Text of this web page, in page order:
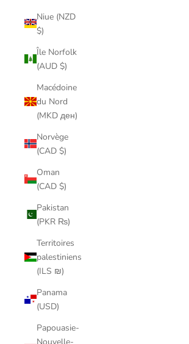
Niue (NZD
$)
Île Norfolk
(AUD $)
Macédoine
du Nord
(MKD ден)
Norvège
(CAD $)
Oman
(CAD $)
Pakistan
(PKR ₨)
Territoires
palestiniens
(ILS ₪)
Panama
(USD)
Papouasie-
Nouvelle-